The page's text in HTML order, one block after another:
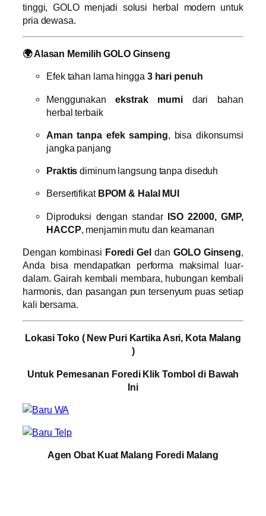
tinggi, GOLO menjadi solusi herbal modern untuk
pria dewasa.
🌍 Alasan Memilih GOLO Ginseng
Efek tahan lama hingga 3 hari penuh
Menggunakanekstrak murni dari bahan
herbal terbaik
Aman tanpa efek samping, bisa dikonsumsi
jangka panjang
Praktis diminum langsung tanpa diseduh
Bersertifikat BPOM & Halal MUI
Diproduksi dengan standar ISO 22000, GMP,
HACCP, menjamin mutu dan keamanan
Dengan kombinasi Foredi Gel danGOLO Ginseng,
Anda bisa mendapatkan performa maksimal luar-
dalam. Gairah kembali membara, hubungan kembali
harmonis, dan pasangan pun tersenyum puas setiap
kali bersama.
Lokasi Toko ( New Puri Kartika Asri, Kota Malang
)
Untuk Pemesanan Foredi Klik Tombol di Bawah
Ini
Agen Obat Kuat Malang Foredi Malang